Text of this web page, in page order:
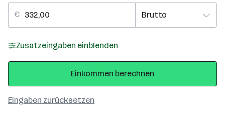
Zusatzeingaben einblenden
Eingaben zurücksetzen
Einkommen berechnen